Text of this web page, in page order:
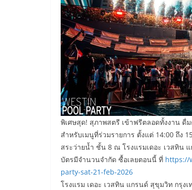
พิเศษสุด! สุภาพสตรี เข้าฟรีตลอดทั้งงาน ดื่
สำหรับเมนูที่ร่วมรายการ ตั้งแต่ 14:00 ถึง
สระว่ายน้ำ ชั้น 8 ณ โรงแรมเดอะ เวสทิน
บัตรมีจำนวนจำกัด ซื้อเลยตอนนี้ ที่ https://
party-sat-21-feb-2026
โรงแรม เดอะ เวสทิน แกรนด์ สุขุมวิท กรุ